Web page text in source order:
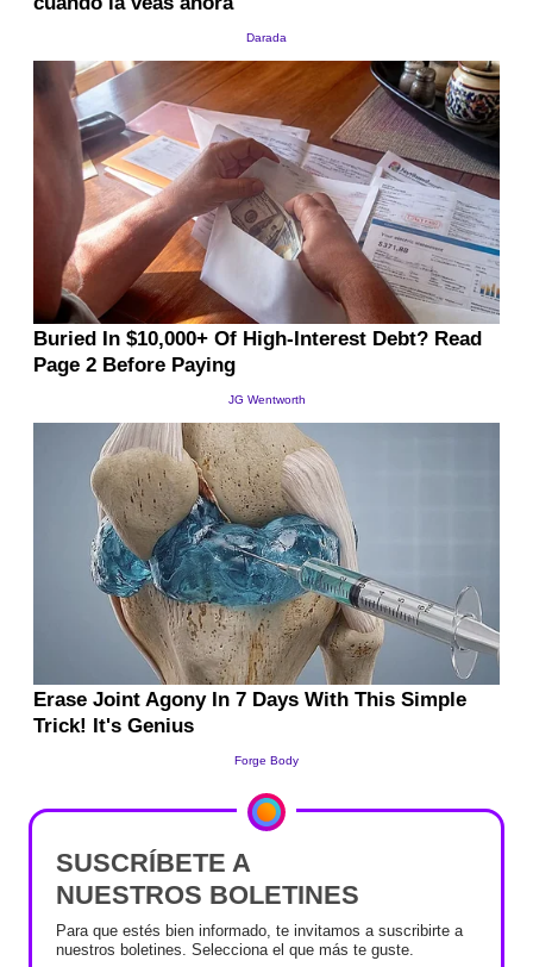
SUSCRÍBETE A
NUESTROS BOLETINES
Para que estés bien informado, te invitamos a suscribirte a
nuestros boletines. Selecciona el que más te guste.